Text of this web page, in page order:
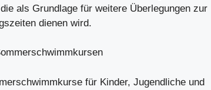
als Grundlage für weitere Überlegungen zur
dienen wird.
für Kinder, Jugendliche und